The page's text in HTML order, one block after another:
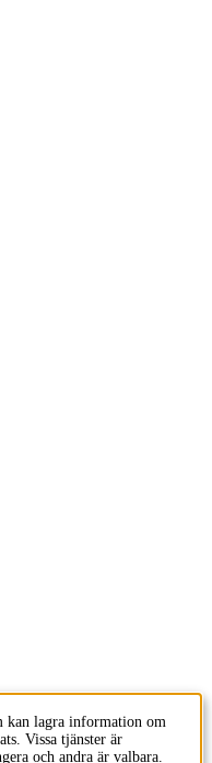
kan lagra information om
Vissa tjänster är
och andra är valbara.